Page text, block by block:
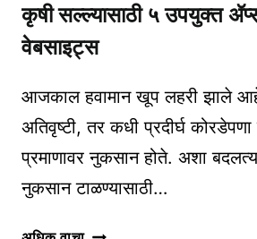
कृषी सल्ल्यासाठी ५ उपयुक्त
वेबसाइट्स
आजकाल हवामान खूप लहरी झाले
अतिवृष्टी, तर कधी प्रदीर्घ
प्रमाणावर नुकसान होते. अशा
नुकसान टाळण्यासाठी…
शेतकऱ्यांसाठी